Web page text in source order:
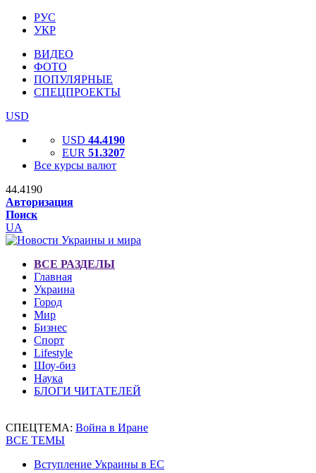
РУС
УКР
ВИДЕО
ФОТО
ПОПУЛЯРНЫЕ
СПЕЦПРОЕКТЫ
USD
USD 44.4190
EUR 51.3207
Все курсы валют
44.4190
Авторизация
Поиск
UA
ВСЕ РАЗДЕЛЫ
Главная
Украина
Город
Мир
Бизнес
Спорт
Lifestyle
Шоу-биз
Наука
БЛОГИ ЧИТАТЕЛЕЙ
СПЕЦТЕМА: Война в Иране
ВСЕ ТЕМЫ
Вступление Украины в ЕС